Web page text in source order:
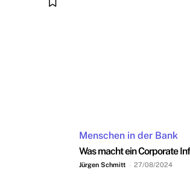
Menschen in der Bank
Was macht ein Corporate
Jürgen Schmitt - 27/08/2024